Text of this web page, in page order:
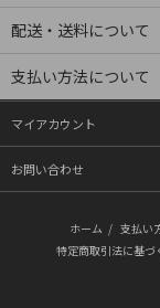
配送・送料について
支払い方法について
マイアカウント
お問い合わせ
ホーム / 支払い
特定商取引法に基づ